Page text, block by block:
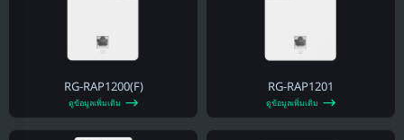
RG-RAP1200(F)
ดูข้อมูลเพิ่มเติม
RG-RAP1201
ดูข้อมูลเพิ่มเติม